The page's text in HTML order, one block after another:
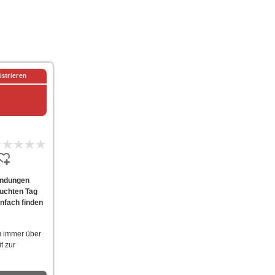
Tag
finden
immer über
zur